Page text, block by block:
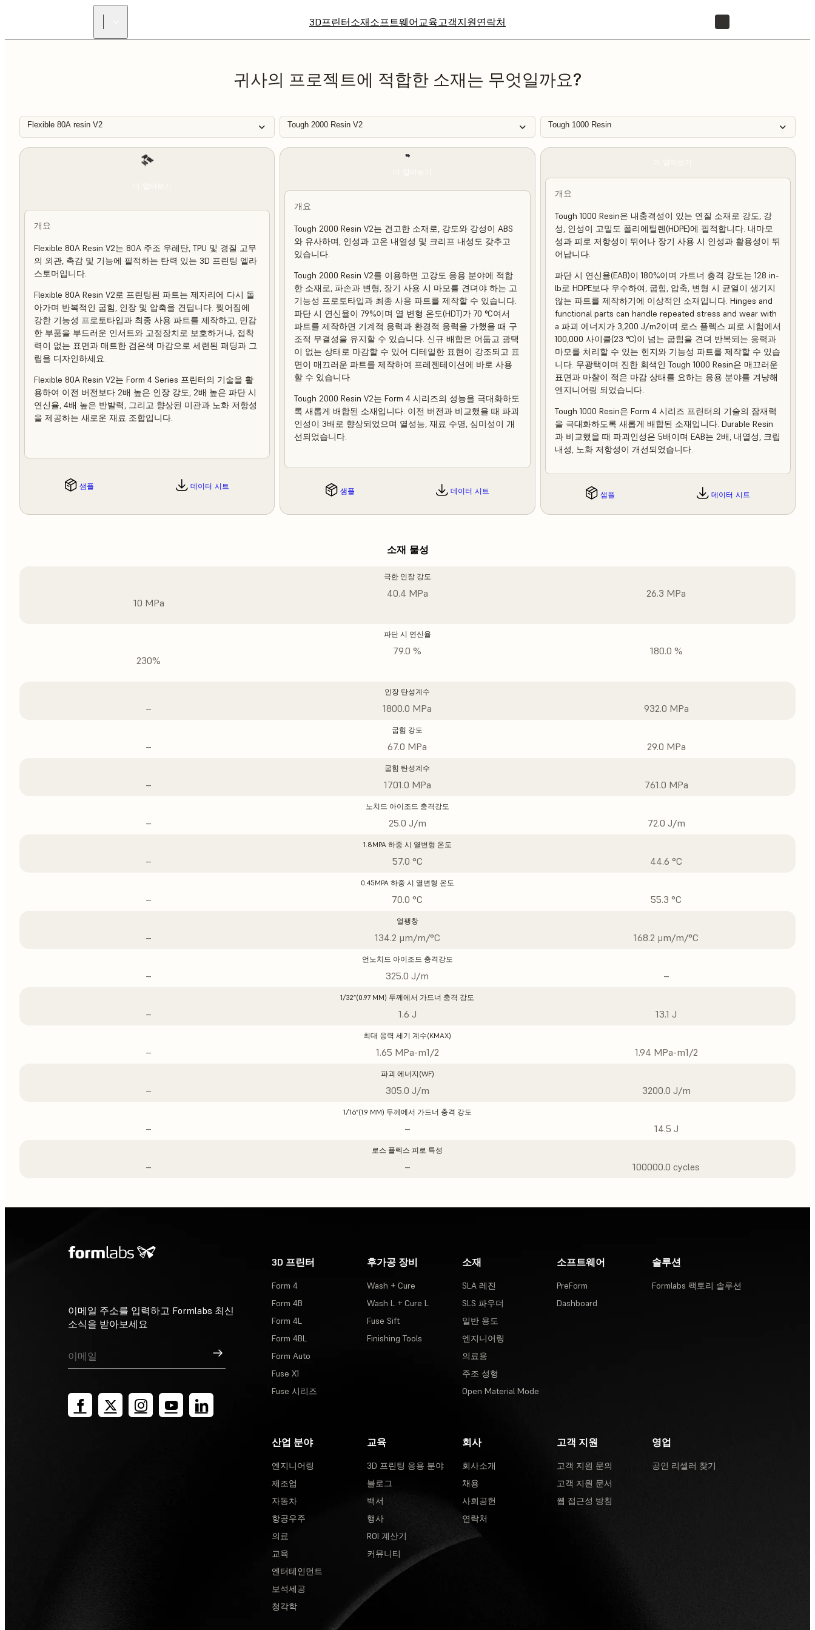
3D프린터소재소프트웨어교육고객지원연락처
귀사의 프로젝트에 적합한 소재는 무엇일까요?
Flexible 80A resin V2 Tough 2000 Resin V2 Tough 1000 Resin
개요
Flexible 80A Resin V2는 80A 주조 우레탄, TPU 및 경질 고무
의 외관, 촉감 및 기능에 필적하는 탄력 있는 3D 프린팅 엘라
스토머입니다.
Flexible 80A Resin V2로 프린팅된 파트는 제자리에 다시 돌
아가며 반복적인 굽힘, 인장 및 압축을 견딥니다. 찢어짐에
강한 기능성 프로토타입과 최종 사용 파트를 제작하고, 민감
한 부품을 부드러운 인서트와 고정장치로 보호하거나, 접착
력이 없는 표면과 매트한 검은색 마감으로 세련된 패딩과 그
립을 디자인하세요.
Flexible 80A Resin V2는 Form 4 Series 프린터의 기술을 활
용하여 이전 버전보다 2배 높은 인장 강도, 2배 높은 파단 시
연신율, 4배 높은 반발력, 그리고 향상된 미관과 노화 저항성
을 제공하는 새로운 재료 조합입니다.
샘플 데이터 시트
개요
Tough 2000 Resin V2는 견고한 소재로, 강도와 강성이 ABS
와 유사하며, 인성과 고온 내열성 및 크리프 내성도 갖추고
있습니다.
Tough 2000 Resin V2를 이용하면 고강도 응용 분야에 적합
한 소재로, 파손과 변형, 장기 사용 시 마모를 견뎌야 하는 고
기능성 프로토타입과 최종 사용 파트를 제작할 수 있습니다.
파단 시 연신율이 79%이며 열 변형 온도(HDT)가 70 °C여서
파트를 제작하면 기계적 응력과 환경적 응력을 가했을 때 구
조적 무결성을 유지할 수 있습니다. 신규 배합은 어둡고 광택
이 없는 상태로 마감할 수 있어 디테일한 표현이 강조되고 표
면이 매끄러운 파트를 제작하여 프레젠테이션에 바로 사용
할 수 있습니다.
Tough 2000 Resin V2는 Form 4 시리즈의 성능을 극대화하도
록 새롭게 배합된 소재입니다. 이전 버전과 비교했을 때 파괴
인성이 3배로 향상되었으며 열성능, 재료 수명, 심미성이 개
선되었습니다.
샘플 데이터 시트
개요
Tough 1000 Resin은 내충격성이 있는 연질 소재로 강도, 강
성, 인성이 고밀도 폴리에틸렌(HDPE)에 필적합니다. 내마모
성과 피로 저항성이 뛰어나 장기 사용 시 인성과 활용성이 뛰
어납니다.
파단 시 연신율(EAB)이 180%이며 가트너 충격 강도는 128 in-
lb로 HDPE보다 우수하여, 굽힘, 압축, 변형 시 균열이 생기지
않는 파트를 제작하기에 이상적인 소재입니다. Hinges and
functional parts can handle repeated stress and wear with
a 파괴 에너지가 3,200 J/m2이며 로스 플렉스 피로 시험에서
100,000 사이클(23 °C)이 넘는 굽힘을 견뎌 반복되는 응력과
마모를 처리할 수 있는 힌지와 기능성 파트를 제작할 수 있습
니다. 무광택이며 진한 회색인 Tough 1000 Resin은 매끄러운
표면과 마찰이 적은 마감 상태를 요하는 응용 분야를 겨냥해
엔지니어링 되었습니다.
Tough 1000 Resin은 Form 4 시리즈 프린터의 기술의 잠재력
을 극대화하도록 새롭게 배합된 소재입니다. Durable Resin
과 비교했을 때 파괴인성은 5배이며 EAB는 2배, 내열성, 크립
내성, 노화 저항성이 개선되었습니다.
샘플 데이터 시트
소재 물성
극한 인장 강도
10 MPa
40.4 MPa 26.3 MPa
파단 시 연신율
230%
79.0 % 180.0 %
인장 탄성계수
– 1800.0 MPa 932.0 MPa
굽힘 강도
– 67.0 MPa 29.0 MPa
굽힘 탄성계수
– 1701.0 MPa 761.0 MPa
노치드 아이조드 충격강도
– 25.0 J/m 72.0 J/m
1.8MPA 하중 시 열변형 온도
– 57.0 °C 44.6 °C
0.45MPA 하중 시 열변형 온도
– 70.0 °C 55.3 °C
열팽창
– 134.2 μm/m/°C 168.2 μm/m/°C
언노치드 아이조드 충격강도
– 325.0 J/m –
1/32”(0.97 MM) 두께에서 가드너 충격 강도
– 1.6 J 13.1 J
최대 응력 세기 계수(KMAX)
– 1.65 MPa-m1/2 1.94 MPa-m1/2
파괴 에너지(WF)
– 305.0 J/m 3200.0 J/m
1/16”(1.9 MM) 두께에서 가드너 충격 강도
– – 14.5 J
로스 플렉스 피로 특성
– – 100000.0 cycles
이메일 주소를 입력하고 Formlabs 최신
소식을 받아보세요
가입
3D 프린터
Form 4
Form 4B
Form 4L
Form 4BL
Form Auto
Fuse X1
Fuse 시리즈
후가공 장비
Wash + Cure
Wash L + Cure L
Fuse Sift
Finishing Tools
소재
SLA 레진
SLS 파우더
일반 용도
엔지니어링
의료용
주조 성형
Open Material Mode
소프트웨어
PreForm
Dashboard
솔루션
Formlabs 팩토리 솔루션
산업 분야
엔지니어링
제조업
자동차
항공우주
의료
교육
엔터테인먼트
보석세공
청각학
교육
3D 프린팅 응용 분야
블로그
백서
행사
ROI 계산기
커뮤니티
회사
회사소개
채용
사회공헌
연락처
고객 지원
고객 지원 문의
고객 지원 문서
웹 접근성 방침
영업
공인 리셀러 찾기